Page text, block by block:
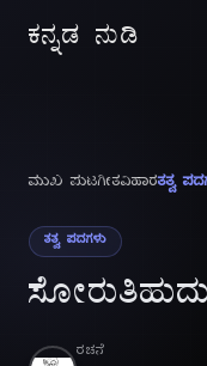
ಕನ್ನಡ ನುಡಿ
ಮುಖ ಪುಟಗೀತವಿಹಾರತತ್ವ
ತತ್ವ ಪದಗಳು
ರಚನೆ